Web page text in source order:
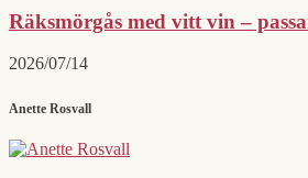
Räksmörgås med vitt vin –
2026/07/14
Anette Rosvall